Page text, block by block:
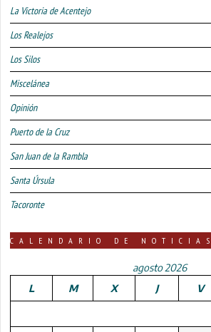
La Victoria de Acentejo
Los Realejos
Los Silos
Miscelánea
Opinión
Puerto de la Cruz
San Juan de la Rambla
Santa Úrsula
Tacoronte
CALENDARIO DE NOTICIAS
agosto 2026
L
M X J V